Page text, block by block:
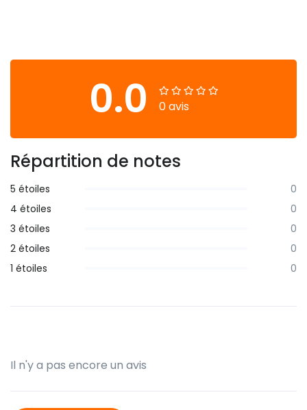
0.0 0 avis
Répartition de notes
5 étoiles
0
4 étoiles
0
3 étoiles
0
2 étoiles
0
1 étoiles
0
Il n'y a pas encore un avis